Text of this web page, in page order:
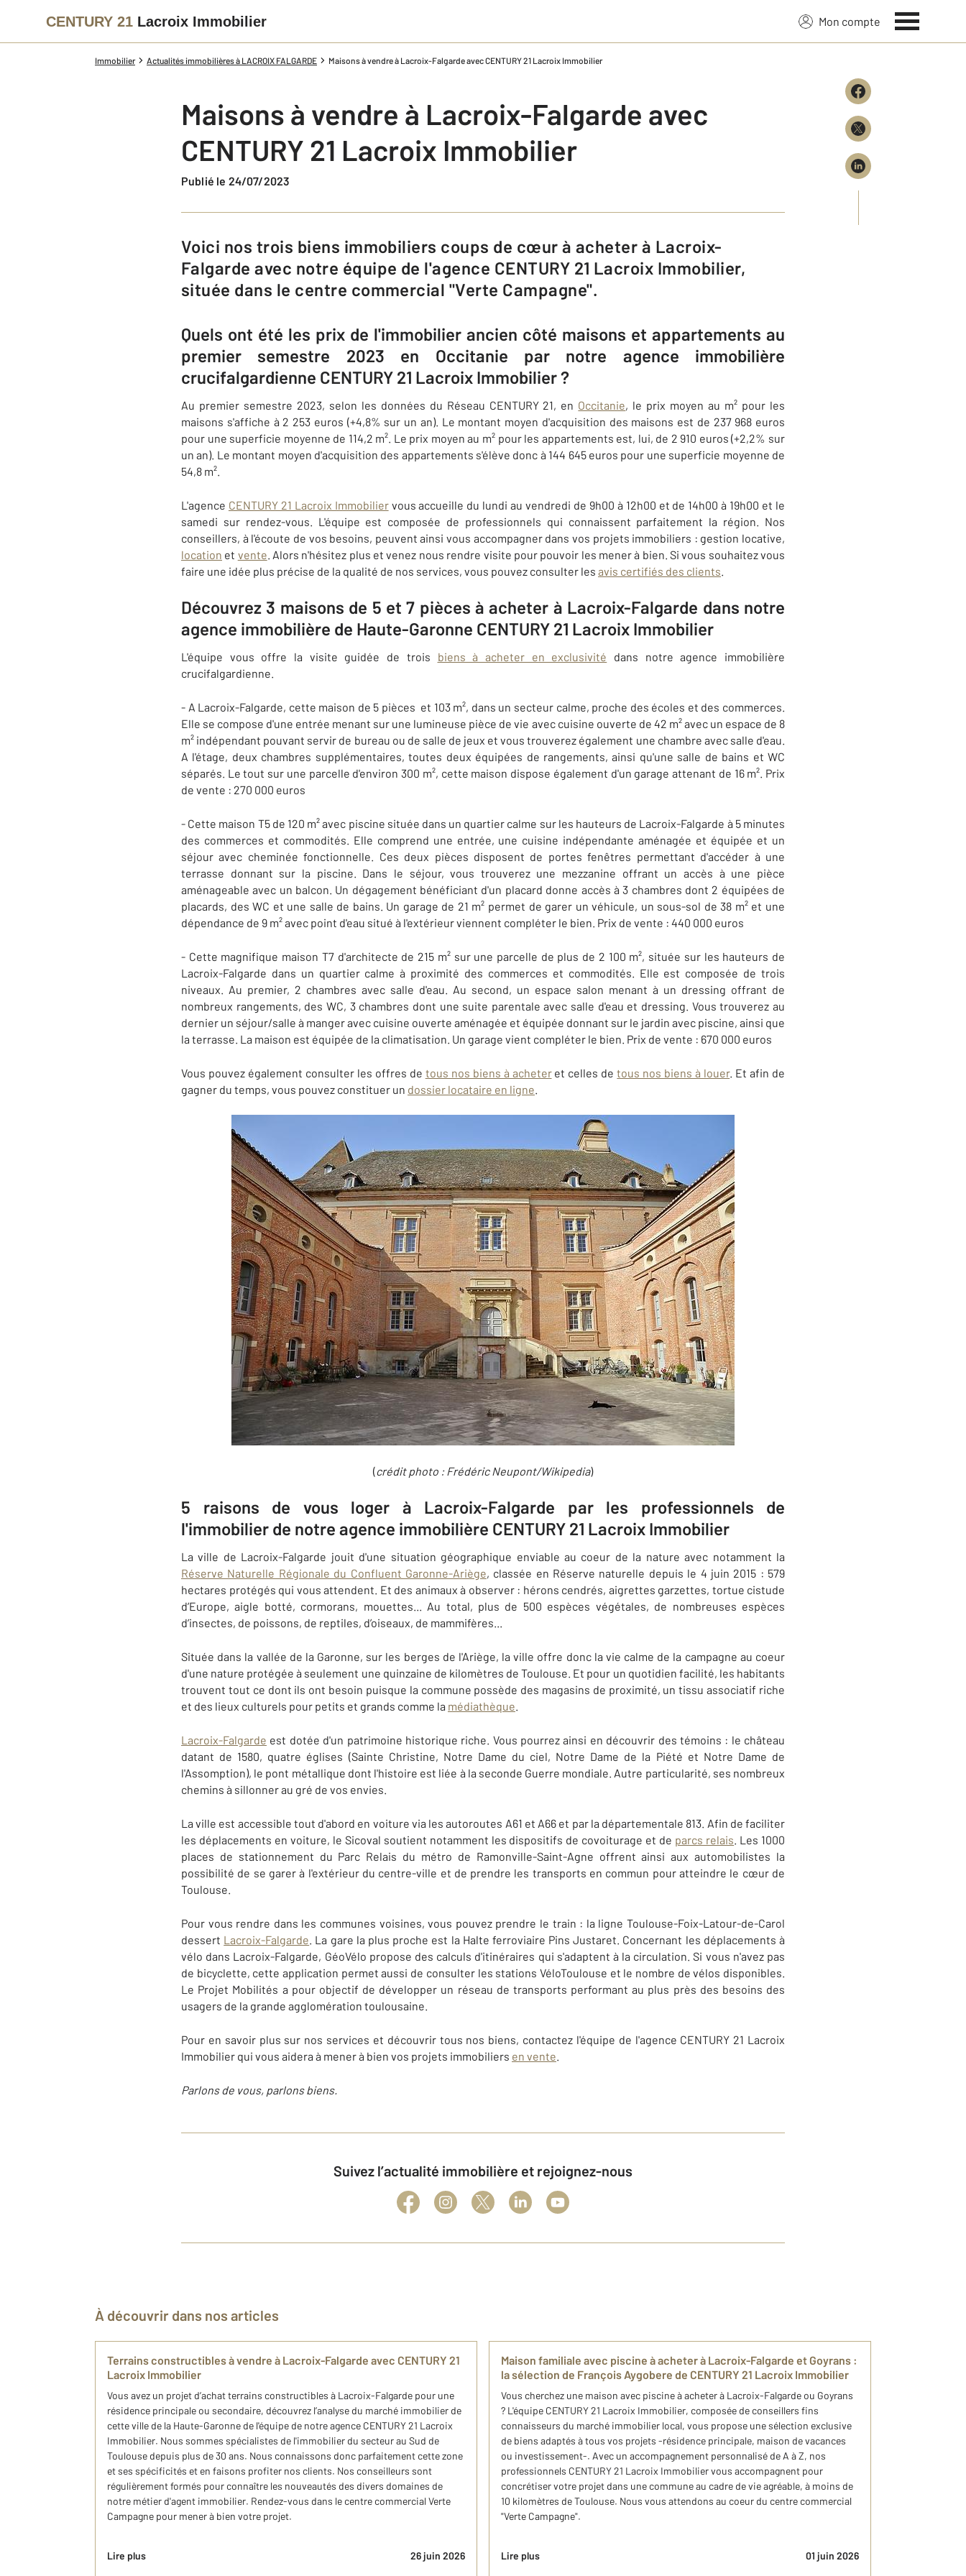
CENTURY 21 Lacroix Immobilier Mon compte
Immobilier Actualités immobilières à LACROIX FALGARDE Maisons à vendre à Lacroix-Falgarde avec CENTURY 21 Lacroix Immobilier
Maisons à vendre à Lacroix-Falgarde avec
CENTURY 21 Lacroix Immobilier
Publié le 24/07/2023
Voici nos trois biens immobiliers coups de cœur à acheter à Lacroix-
Falgarde avec notre équipe de l'agence CENTURY 21 Lacroix Immobilier,
située dans le centre commercial "Verte Campagne".
Quels ont été les prix de l'immobilier ancien côté maisons et appartements au
premier semestre 2023 en Occitanie par notre agence immobilière
crucifalgardienne CENTURY 21 Lacroix Immobilier ?
Au premier semestre 2023, selon les données du Réseau CENTURY 21, en Occitanie, le prix moyen au m² pour les
maisons s'affiche à 2 253 euros (+4,8% sur un an). Le montant moyen d'acquisition des maisons est de 237 968 euros
pour une superficie moyenne de 114,2 m². Le prix moyen au m² pour les appartements est, lui, de 2 910 euros (+2,2% sur
un an). Le montant moyen d'acquisition des appartements s'élève donc à 144 645 euros pour une superficie moyenne de
54,8 m².
L'agence CENTURY 21 Lacroix Immobiliervous accueille du lundi au vendredi de 9h00 à 12h00 et de 14h00 à 19h00 et le
samedi sur rendez-vous. L'équipe est composée de professionnels qui connaissent parfaitement la région. Nos
conseillers, à l'écoute de vos besoins, peuvent ainsi vous accompagner dans vos projets immobiliers : gestion locative,
location et vente. Alors n'hésitez plus et venez nous rendre visite pour pouvoir les mener à bien. Si vous souhaitez vous
faire une idée plus précise de la qualité de nos services, vous pouvez consulter les avis certifiés des clients.
Découvrez 3 maisons de 5 et 7 pièces à acheter à Lacroix-Falgarde dans notre
agence immobilière de Haute-Garonne CENTURY 21 Lacroix Immobilier
L'équipe vous offre la visite guidée de trois biens à acheter en exclusivité dans notre agence immobilière
crucifalgardienne.
- A Lacroix-Falgarde, cette maison de 5 pièces et 103 m², dans un secteur calme, proche des écoles et des commerces.
Elle se compose d'une entrée menant sur une lumineuse pièce de vie avec cuisine ouverte de 42 m² avec un espace de 8
m² indépendant pouvant servir de bureau ou de salle de jeux et vous trouverez également une chambre avec salle d'eau.
A l'étage, deux chambres supplémentaires, toutes deux équipées de rangements, ainsi qu'une salle de bains et WC
séparés. Le tout sur une parcelle d'environ 300 m², cette maison dispose également d'un garage attenant de 16 m². Prix
de vente : 270 000 euros
- Cette maison T5 de 120 m² avec piscine située dans un quartier calme sur les hauteurs de Lacroix-Falgarde à 5 minutes
des commerces et commodités. Elle comprend une entrée, une cuisine indépendante aménagée et équipée et un
séjour avec cheminée fonctionnelle. Ces deux pièces disposent de portes fenêtres permettant d'accéder à une
terrasse donnant sur la piscine. Dans le séjour, vous trouverez une mezzanine offrant un accès à une pièce
aménageable avec un balcon. Un dégagement bénéficiant d'un placard donne accès à 3 chambres dont 2 équipées de
placards, des WC et une salle de bains. Un garage de 21 m² permet de garer un véhicule, un sous-sol de 38 m² et une
dépendance de 9 m² avec point d'eau situé à l'extérieur viennent compléter le bien. Prix de vente : 440 000 euros
- Cette magnifique maison T7 d'architecte de 215 m² sur une parcelle de plus de 2 100 m², située sur les hauteurs de
Lacroix-Falgarde dans un quartier calme à proximité des commerces et commodités. Elle est composée de trois
niveaux. Au premier, 2 chambres avec salle d'eau. Au second, un espace salon menant à un dressing offrant de
nombreux rangements, des WC, 3 chambres dont une suite parentale avec salle d'eau et dressing. Vous trouverez au
dernier un séjour/salle à manger avec cuisine ouverte aménagée et équipée donnant sur le jardin avec piscine, ainsi que
la terrasse. La maison est équipée de la climatisation. Un garage vient compléter le bien. Prix de vente : 670 000 euros
Vous pouvez également consulter les offres de tous nos biens à acheteret celles detous nos biens à louer. Et afin de
gagner du temps, vous pouvez constituer un dossier locataire en ligne.
(crédit photo : Frédéric Neupont/Wikipedia)
5 raisons de vous loger à Lacroix-Falgarde par les professionnels de
l'immobilier de notre agence immobilière CENTURY 21 Lacroix Immobilier
La ville de Lacroix-Falgarde jouit d'une situation géographique enviable au coeur de la nature avec notamment la
Réserve Naturelle Régionale du Confluent Garonne-Ariège, classée en Réserve naturelle depuis le 4 juin 2015 : 579
hectares protégés qui vous attendent. Et des animaux à observer : hérons cendrés, aigrettes garzettes, tortue cistude
d’Europe, aigle botté, cormorans, mouettes... Au total, plus de 500 espèces végétales, de nombreuses espèces
d’insectes, de poissons, de reptiles, d’oiseaux, de mammifères...
Située dans la vallée de la Garonne, sur les berges de l'Ariège, la ville offre donc la vie calme de la campagne au coeur
d'une nature protégée à seulement une quinzaine de kilomètres de Toulouse. Et pour un quotidien facilité, les habitants
trouvent tout ce dont ils ont besoin puisque la commune possède des magasins de proximité, un tissu associatif riche
et des lieux culturels pour petits et grands comme la médiathèque.
Lacroix-Falgarde est dotée d'un patrimoine historique riche. Vous pourrez ainsi en découvrir des témoins : le château
datant de 1580, quatre églises (Sainte Christine, Notre Dame du ciel, Notre Dame de la Piété et Notre Dame de
l'Assomption), le pont métallique dont l'histoire est liée à la seconde Guerre mondiale. Autre particularité, ses nombreux
chemins à sillonner au gré de vos envies.
La ville est accessible tout d'abord en voiture via les autoroutes A61 et A66 et par la départementale 813. Afin de faciliter
les déplacements en voiture, le Sicoval soutient notamment les dispositifs de covoiturage et de parcs relais. Les 1000
places de stationnement du Parc Relais du métro de Ramonville-Saint-Agne offrent ainsi aux automobilistes la
possibilité de se garer à l'extérieur du centre-ville et de prendre les transports en commun pour atteindre le cœur de
Toulouse.
Pour vous rendre dans les communes voisines, vous pouvez prendre le train : la ligne Toulouse-Foix-Latour-de-Carol
dessert Lacroix-Falgarde. La gare la plus proche est la Halte ferroviaire Pins Justaret. Concernant les déplacements à
vélo dans Lacroix-Falgarde, GéoVélo propose des calculs d'itinéraires qui s'adaptent à la circulation. Si vous n'avez pas
de bicyclette, cette application permet aussi de consulter les stations VéloToulouse et le nombre de vélos disponibles.
Le Projet Mobilités a pour objectif de développer un réseau de transports performant au plus près des besoins des
usagers de la grande agglomération toulousaine.
Pour en savoir plus sur nos services et découvrir tous nos biens, contactez l'équipe de l'agence CENTURY 21 Lacroix
Immobilier qui vous aidera à mener à bien vos projets immobiliers en vente.
Parlons de vous, parlons biens.
Suivez l’actualité immobilière et rejoignez-nous
À découvrir dans nos articles
Terrains constructibles à vendre à Lacroix-Falgarde avec CENTURY 21
Lacroix Immobilier
Vous avez un projet d’achat terrains constructibles à Lacroix-Falgarde pour une
résidence principale ou secondaire, découvrez l’analyse du marché immobilier de
cette ville de la Haute-Garonne de l'équipe de notre agence CENTURY 21 Lacroix
Immobilier. Nous sommes spécialistes de l'immobilier du secteur au Sud de
Toulouse depuis plus de 30 ans. Nous connaissons donc parfaitement cette zone
et ses spécificités et en faisons profiter nos clients. Nos conseilleurs sont
régulièrement formés pour connaître les nouveautés des divers domaines de
notre métier d'agent immobilier. Rendez-vous dans le centre commercial Verte
Campagne pour mener à bien votre projet.
Lire plus 26 juin 2026
Maison familiale avec piscine à acheter à Lacroix-Falgarde et Goyrans :
​la sélection de François Aygobere de CENTURY 21 Lacroix Immobilier
Vous cherchez une maison avec piscine à acheter à Lacroix-Falgarde ou Goyrans
? L'équipe CENTURY 21 Lacroix Immobilier, composée de conseillers fins
connaisseurs du marché immobilier local, vous propose une sélection exclusive
de biens adaptés à tous vos projets -résidence principale, maison de vacances
ou investissement-. Avec un accompagnement personnalisé de A à Z, nos
professionnels CENTURY 21 Lacroix Immobilier vous accompagnent pour
concrétiser votre projet dans une commune au cadre de vie agréable, à moins de
10 kilomètres de Toulouse. Nous vous attendons au coeur du centre commercial
"Verte Campagne".
Lire plus 01 juin 2026